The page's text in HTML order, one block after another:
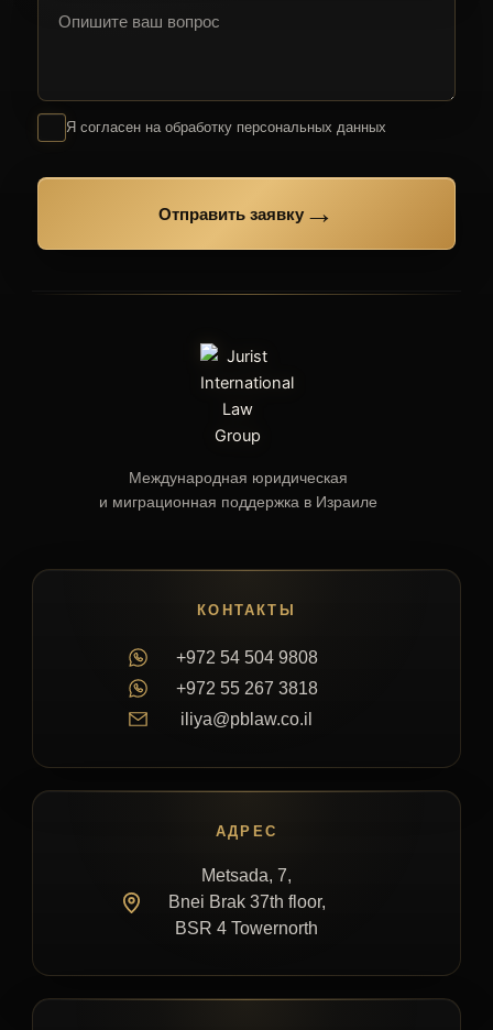
Я согласен на обработку персональных данных
Отправить заявку →
Международная юридическая
и миграционная поддержка в Израиле
КОНТАКТЫ
+972 54 504 9808
+972 55 267 3818
iliya@pblaw.co.il
АДРЕС
Metsada, 7,
Bnei Brak 37th floor,
BSR 4 Towernorth